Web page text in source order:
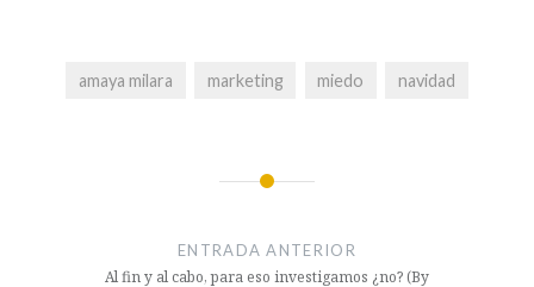
amaya milara marketing miedo navidad
ENTRADA ANTERIOR
Al fin y al cabo, para eso investigamos ¿no? (By